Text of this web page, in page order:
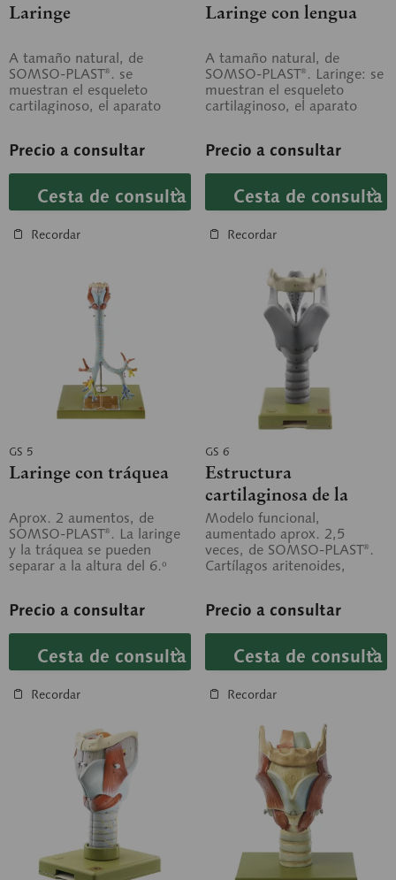
Laringe
A tamaño natural, de
SOMSO-PLAST®. se
muestran el esqueleto
cartilaginoso, el aparato
Precio a consultar
Cesta de consulta
Recordar
Laringe con lengua
A tamaño natural, de
SOMSO-PLAST®. Laringe: se
muestran el esqueleto
cartilaginoso, el aparato
Precio a consultar
Cesta de consulta
Recordar
GS 5
Laringe con tráquea
Aprox. 2 aumentos, de
SOMSO-PLAST®. La laringe
y la tráquea se pueden
separar a la altura del 6.º
Precio a consultar
Cesta de consulta
Recordar
GS 6
Estructura
cartilaginosa de la
laringe
Modelo funcional,
aumentado aprox. 2,5
veces, de SOMSO-PLAST®.
Cartílagos aritenoides,
Precio a consultar
Cesta de consulta
Recordar